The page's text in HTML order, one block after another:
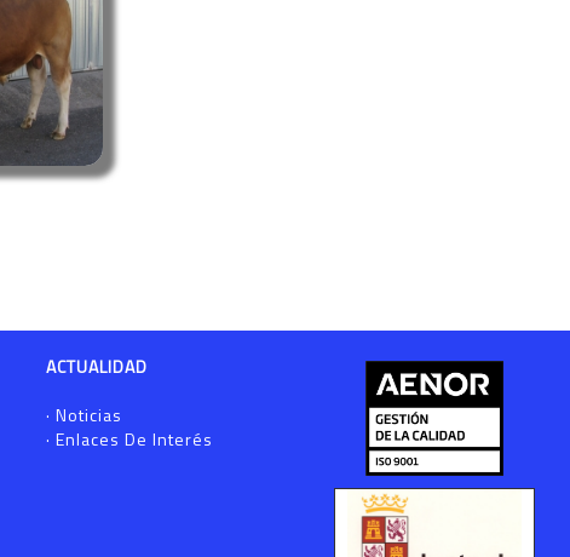
ACTUALIDAD
· Noticias
· Enlaces De Interés